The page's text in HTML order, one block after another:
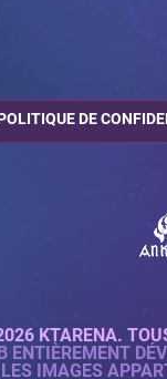
DE
KTARENA.
ENTIÈREMENT
IMAGES